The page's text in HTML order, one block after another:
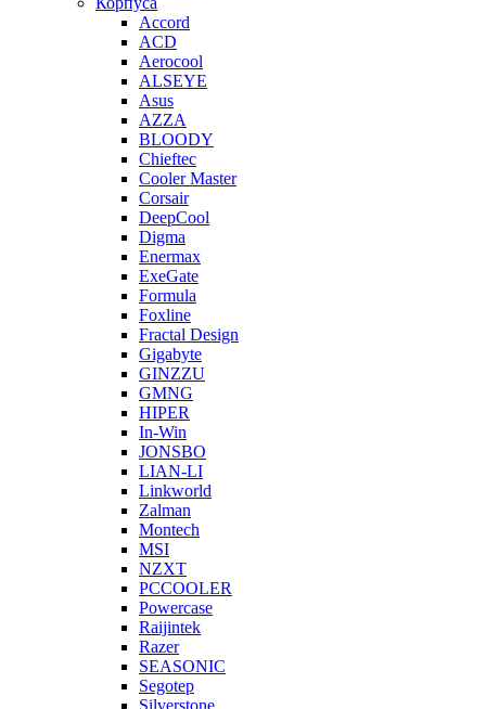
Accord
ACD
Aerocool
ALSEYE
Asus
AZZA
BLOODY
Chieftec
Cooler Master
Corsair
DeepCool
Digma
Enermax
ExeGate
Formula
Foxline
Fractal Design
Gigabyte
GINZZU
GMNG
HIPER
In-Win
JONSBO
LIAN-LI
Linkworld
Zalman
Montech
MSI
NZXT
PCCOOLER
Powercase
Raijintek
Razer
SEASONIC
Segotep